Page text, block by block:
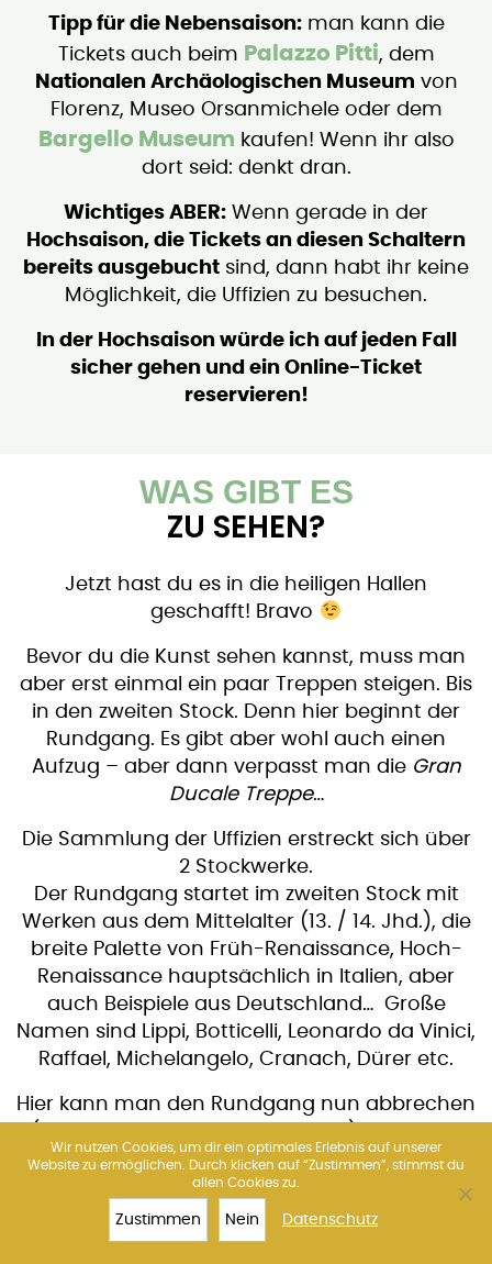
Tipp für die Nebensaison:man kann die
Tickets auch beim Palazzo Pitti, dem
Nationalen Archäologischen Museum von
Florenz, Museo Orsanmichele oder dem
Bargello Museum kaufen! Wenn ihr also
dort seid: denkt dran.
Wichtiges ABER: Wenn gerade in der
Hochsaison, die Tickets an diesen Schaltern
bereits ausgebucht sind, dann habt ihr keine
Möglichkeit, die Uffizien zu besuchen.
In der Hochsaison würde ich auf jeden Fall
sicher gehen und ein Online-Ticket
reservieren!
WAS GIBT ES
ZU SEHEN?
Jetzt hast du es in die heiligen Hallen
geschafft! Bravo
Bevor du die Kunst sehen kannst, muss man
aber erst einmal ein paar Treppen steigen. Bis
in den zweiten Stock. Denn hier beginnt der
Rundgang. Es gibt aber wohl auch einen
Aufzug – aber dann verpasst man die Gran
Ducale Treppe…
Die Sammlung der Uffizien erstreckt sich über
2 Stockwerke.
Der Rundgang startet im zweiten Stock mit
Werken aus dem Mittelalter (13. / 14. Jhd.), die
breite Palette von Früh-Renaissance, Hoch-
Renaissance hauptsächlich in Italien, aber
auch Beispiele aus Deutschland… Große
Namen sind Lippi, Botticelli, Leonardo da Vinici,
Raffael, Michelangelo, Cranach, Dürer etc.
Hier kann man den Rundgang nun abbrechen
steigt ein Stockwerk tiefer und der Rundgang
geht weiter.
Im ersten Stock finden wir die End-
UFFIZIEN
Wir nutzen Cookies, um dir ein optimales Erlebnis auf unserer
Website zu ermöglichen. Durch klicken auf “Zustimmen”, stimmst du
allen Cookies zu.
Zustimmen Nein Datenschutz